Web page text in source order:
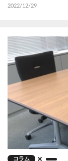
2022/12/29
コラム